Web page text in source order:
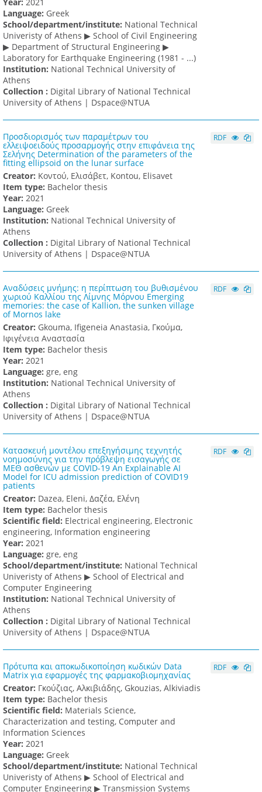
Language: Greek
School/department/institute: National Technical
Univeristy of Athens ▶ School of Civil Engineering
▶ Department of Structural Engineering ▶
Laboratory for Earthquake Engineering (1981 - ...)
Institution: National Technical University of
Athens
Collection : Digital Library of National Technical
University of Athens | Dspace@NTUA
Προσδιορισμός των παραμέτρων του
ελλειψοειδούς προσαρμογής στην επιφάνεια της
Σελήνης Determination of the parameters of the
fitting ellipsoid on the lunar surface
Creator: Κοντού, Ελισάβετ, Kontou, Elisavet
Item type: Bachelor thesis
Υear: 2021
Language: Greek
Institution: National Technical University of
Athens
Collection : Digital Library of National Technical
University of Athens | Dspace@NTUA
RDF
Αναδύσεις μνήμης: η περίπτωση του βυθισμένου
χωριού Καλλίου της Λίμνης Μόρνου Emerging
memories: the case of Kallion, the sunken village
of Mornos lake
Creator: Gkouma, Ifigeneia Anastasia, Γκούμα,
Ιφιγένεια Αναστασία
Item type: Bachelor thesis
Υear: 2021
Language: gre, eng
Institution: National Technical University of
Athens
Collection : Digital Library of National Technical
University of Athens | Dspace@NTUA
RDF
Κατασκευή μοντέλου επεξηγήσιμης τεχνητής
νοημοσύνης για την πρόβλεψη εισαγωγής σε
ΜΕΘ ασθενών με COVID-19 An Explainable AI
Model for ICU admission prediction of COVID­19
patients
Creator: Dazea, Eleni, Δαζέα, Ελένη
Item type: Bachelor thesis
Scientific field: Electrical engineering, Electronic
engineering, Information engineering
Υear: 2021
Language: gre, eng
School/department/institute: National Technical
Univeristy of Athens ▶ School of Electrical and
Computer Engineering
Institution: National Technical University of
Athens
Collection : Digital Library of National Technical
University of Athens | Dspace@NTUA
RDF
Πρότυπα και αποκωδικοποίηση κωδικών Data
Matrix για εφαρμογές της φαρμακοβιομηχανίας
Creator: Γκούζιας, Αλκιβιάδης, Gkouzias, Alkiviadis
Item type: Bachelor thesis
Scientific field: Materials Science,
Characterization and testing, Computer and
Information Sciences
Υear: 2021
Language: Greek
School/department/institute: National Technical
Univeristy of Athens ▶ School of Electrical and
Computer Engineering ▶ Transmission Systems
RDF